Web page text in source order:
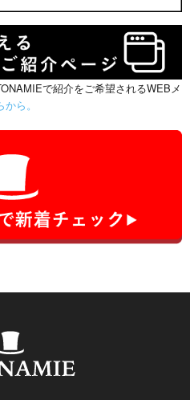
で紹介をご希望されるWEBメ
ら。